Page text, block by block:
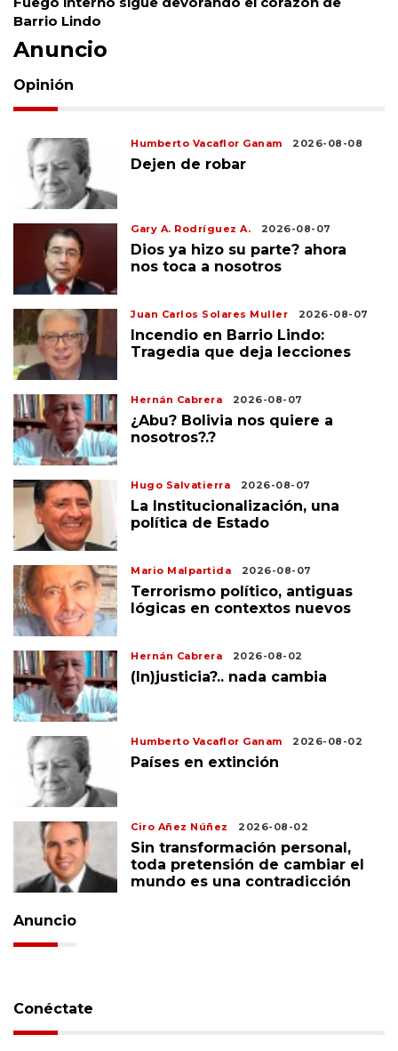
Barrio Lindo
Anuncio
Opinión
Humberto Vacaflor Ganam 2026-08-08
Dejen de robar
Gary A. Rodríguez A. 2026-08-07
Dios ya hizo su parte? ahora
nos toca a nosotros
Juan Carlos Solares Muller 2026-08-07
Incendio en Barrio Lindo:
Tragedia que deja lecciones
Hernán Cabrera 2026-08-07
¿Abu? Bolivia nos quiere a
nosotros?.?
Hugo Salvatierra 2026-08-07
La Institucionalización, una
política de Estado
Mario Malpartida 2026-08-07
Terrorismo político, antiguas
lógicas en contextos nuevos
Hernán Cabrera 2026-08-02
(In)justicia?.. nada cambia
Humberto Vacaflor Ganam 2026-08-02
Países en extinción
Ciro Añez Núñez 2026-08-02
Sin transformación personal,
toda pretensión de cambiar el
mundo es una contradicción
Anuncio
Conéctate